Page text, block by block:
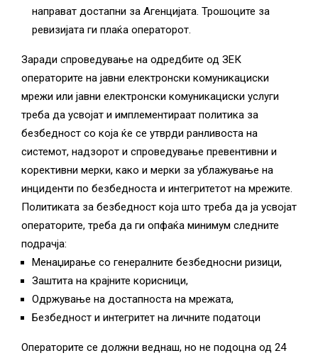
направат достапни за Агенцијата. Трошоците за
ревизијата ги плаќа операторот.
Заради спроведување на одредбите од ЗЕК
операторите на јавни електронски комуникациски
мрежи или јавни електронски комуникациски услуги
треба да усвојат и имплементираат политика за
безбедност со која ќе се утврди ранливоста на
системот, надзорот и спроведување превентивни и
корективни мерки, како и мерки за ублажување на
инциденти по безбедноста и интегритетот на мрежите.
Политиката за безбедност која што треба да ја усвојат
операторите, треба да ги опфаќа минимум следните
подрачја:
Менаџирање со генералните безбедносни ризици,
Заштита на крајните корисници,
Одржување на достапноста на мрежата,
Безбедност и интегритет на личните податоци
Операторите се должни веднаш, но не подоцна од 24